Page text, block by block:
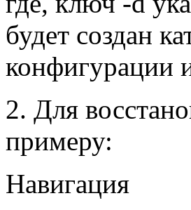
будет создан
конфигурации
2. Для
примеру:
Навигация